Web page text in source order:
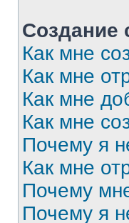
Создание
Как мне
Как мне
Как мне
Как мне
Почему я
Как мне
Почему
Почему я